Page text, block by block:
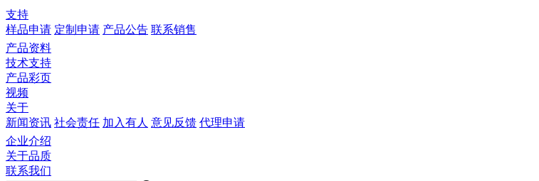
支持
样品申请 定制申请 产品公告 联系销售
产品资料
技术支持
产品彩页
视频
关于
新闻资讯 社会责任 加入有人 意见反馈 代理申请
企业介绍
关于品质
联系我们